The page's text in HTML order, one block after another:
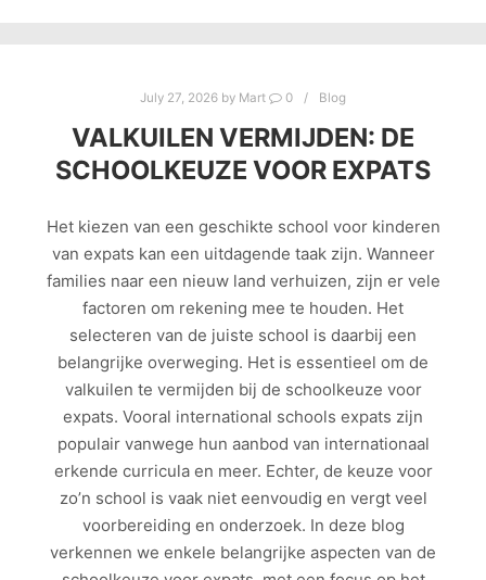
July 27, 2026 by Mart 0 Blog
VALKUILEN VERMIJDEN: DE
SCHOOLKEUZE VOOR EXPATS
Het kiezen van een geschikte school voor kinderen
van expats kan een uitdagende taak zijn. Wanneer
families naar een nieuw land verhuizen, zijn er vele
factoren om rekening mee te houden. Het
selecteren van de juiste school is daarbij een
belangrijke overweging. Het is essentieel om de
valkuilen te vermijden bij de schoolkeuze voor
expats. Vooral international schools expats zijn
populair vanwege hun aanbod van internationaal
erkende curricula en meer. Echter, de keuze voor
zo’n school is vaak niet eenvoudig en vergt veel
voorbereiding en onderzoek. In deze blog
verkennen we enkele belangrijke aspecten van de